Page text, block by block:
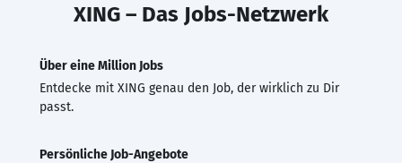
XING – Das Jobs-Netzwerk
Über eine Million Jobs
Entdecke mit XING genau den Job, der wirklich zu Dir
passt.
Persönliche Job-Angebote